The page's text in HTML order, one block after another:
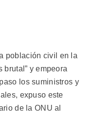
población civil en la
brutal” y empeora
los suministros y
expuso este
de la ONU al